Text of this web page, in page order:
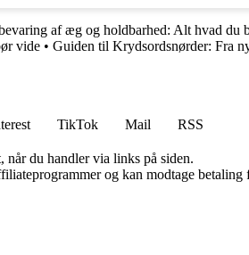
af æg og holdbarhed: Alt hvad du
vide • Guiden til Krydsordsnørder: Fra
TikTok Mail
RSS
du handler via links på siden.
og kan modtage